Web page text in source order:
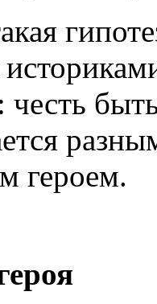
честь
героем.